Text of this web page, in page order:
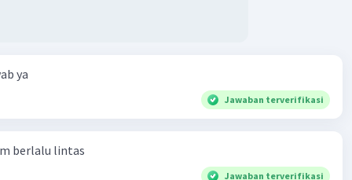
ya
Jawaban terverifikasi
berlalu lintas
Jawaban terverifikasi